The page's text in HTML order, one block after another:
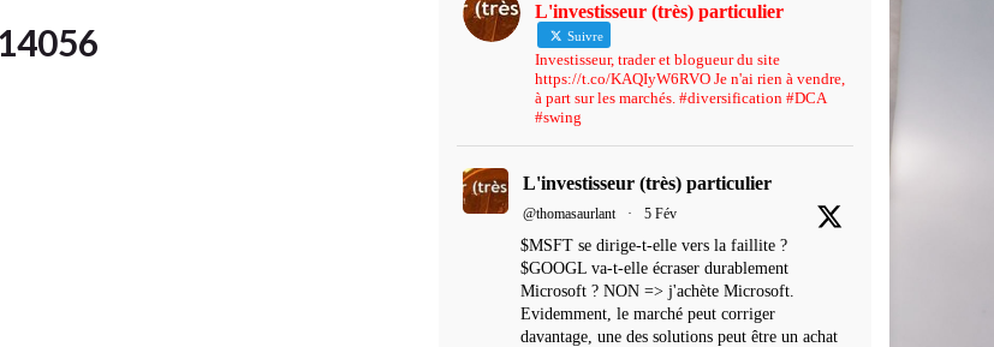
L'investisseur (très) particulier
Suivre
Investisseur, trader et blogueur du site
https://t.co/KAQIyW6RVO Je n'ai rien à vendre,
à part sur les marchés. #diversification #DCA
#swing
L'investisseur (très) particulier
@thomasaurlant · 5 Fév
$MSFT se dirige-t-elle vers la faillite ?
$GOOGL va-t-elle écraser durablement
Microsoft ? NON => j'achète Microsoft.
Evidemment, le marché peut corriger
davantage, une des solutions peut être un achat